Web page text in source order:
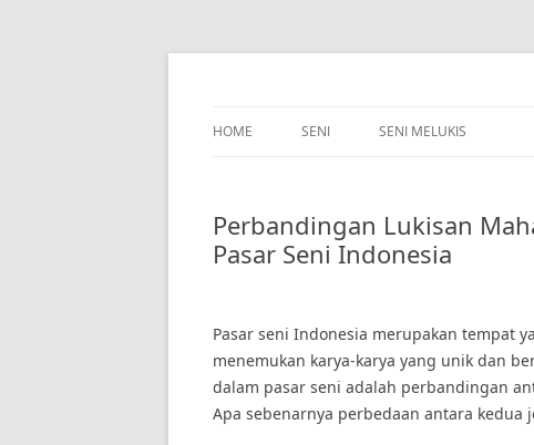
Skip
HOME SENI SENI MELUKIS
Perbandingan Lukisan
Pasar Seni Indonesia
Pasar seni Indonesia merupakan tempat
menemukan karya-karya yang unik dan
dalam pasar seni adalah perbandingan
Apa sebenarnya perbedaan antara kedua